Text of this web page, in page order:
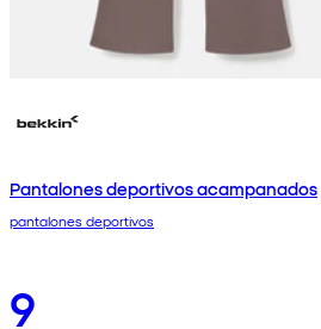
Pantalones deportivos acampanados
pantalones deportivos
9